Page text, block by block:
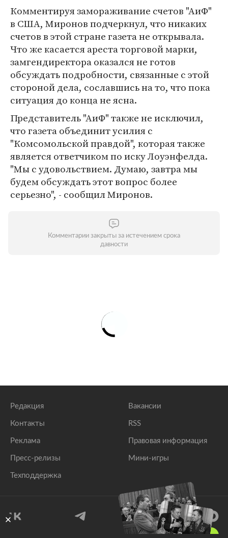
Комментируя замораживание счетов "АиФ"
в США, Миронов подчеркнул, что никаких
счетов в этой стране газета не открывала.
Что же касается ареста торговой марки,
замгендиректора оказался не готов
обсуждать подробности, связанные с этой
стороной дела, сославшись на то, что пока
ситуация до конца не ясна.
Представитель "АиФ" также не исключил,
что газета объединит усилия с
"Комсомольской правдой", которая также
является ответчиком по иску Лоуэнфелда.
"Мы с удовольствием. Думаю, завтра мы
будем обсуждать этот вопрос более
серьезно", - сообщил Миронов.
Комментарии закрыты за истечением срока
давности
Редакция
Контакты
Реклама
Пресс-релизы
Техподдержка
Вакансии
RSS
Правовая информация
Мини-игры